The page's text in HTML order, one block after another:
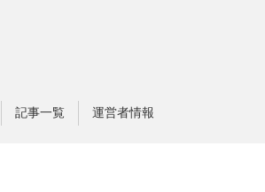
記事一覧 運営者情報